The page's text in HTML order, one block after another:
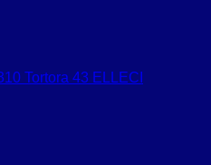
Tortora 43 ELLECI